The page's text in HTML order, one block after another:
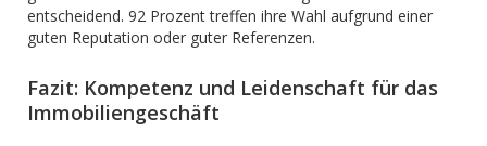
entscheidend. 92 Prozent treffen ihre Wahl aufgrund einer
guten Reputation oder guter Referenzen.
Fazit: Kompetenz und Leidenschaft für das
Immobiliengeschäft